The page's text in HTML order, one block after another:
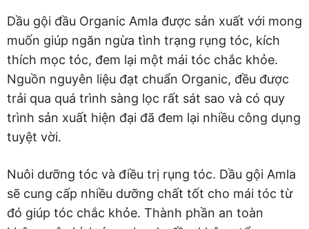
Dầu gội đầu Organic Amla được sản xuất với mong
muốn giúp ngăn ngừa tình trạng rụng tóc, kích
thích mọc tóc, đem lại một mái tóc chắc khỏe.
Nguồn nguyên liệu đạt chuẩn Organic, đều được
trải qua quá trình sàng lọc rất sát sao và có quy
trình sản xuất hiện đại đã đem lại nhiều công dụng
tuyệt vời.
Nuôi dưỡng tóc và điều trị rụng tóc. Dầu gội Amla
sẽ cung cấp nhiều dưỡng chất tốt cho mái tóc từ
đó giúp tóc chắc khỏe. Thành phần an toàn